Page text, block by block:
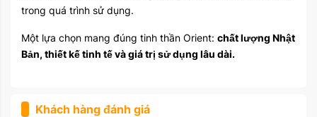
trong quá trình sử dụng.
Một lựa chọn mang đúng tinh thần Orient: chất lượng Nhật
Bản, thiết kế tinh tế và giá trị sử dụng lâu dài.
Khách hàng đánh giá